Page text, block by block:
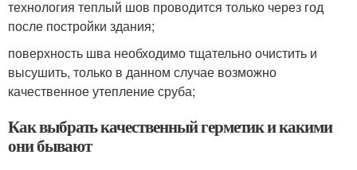
технология теплый шов проводится только через год
после постройки здания;
поверхность шва необходимо тщательно очистить и
высушить, только в данном случае возможно
качественное утепление сруба;
Как выбрать качественный герметик и какими
они бывают